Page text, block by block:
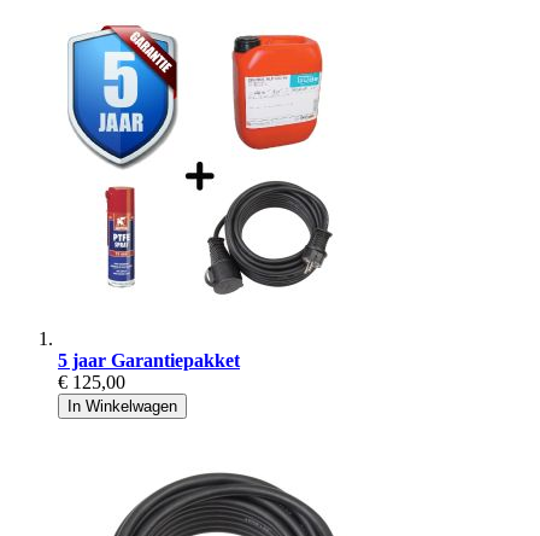
5 jaar Garantiepakket
€ 125,00
In Winkelwagen